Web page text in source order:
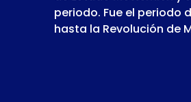
periodo. Fue el periodo
hasta la Revolución de